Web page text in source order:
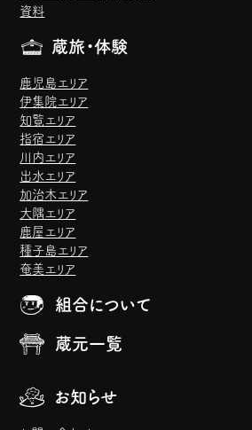
資料
蔵旅・体験
鹿児島エリア
伊集院エリア
知覧エリア
指宿エリア
川内エリア
出水エリア
加治木エリア
大隅エリア
鹿屋エリア
種子島エリア
奄美エリア
組合について
蔵元一覧
お知らせ